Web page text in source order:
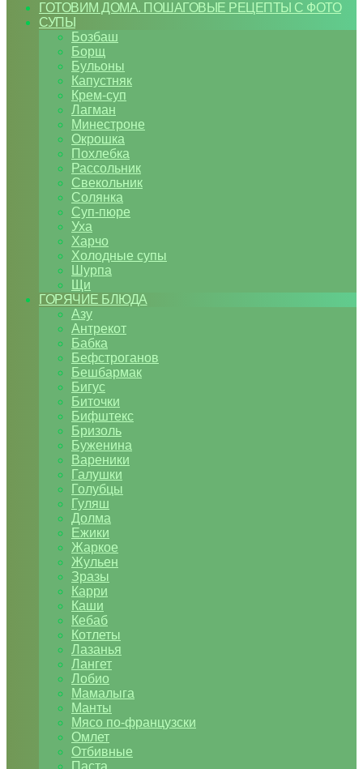
ГОТОВИМ ДОМА. ПОШАГОВЫЕ РЕЦЕПТЫ С ФОТО
СУПЫ
Бозбаш
Борщ
Бульоны
Капустняк
Крем-суп
Лагман
Минестроне
Окрошка
Похлебка
Рассольник
Свекольник
Солянка
Суп-пюре
Уха
Харчо
Холодные супы
Шурпа
Щи
ГОРЯЧИЕ БЛЮДА
Азу
Антрекот
Бабка
Бефстроганов
Бешбармак
Бигус
Биточки
Бифштекс
Бризоль
Буженина
Вареники
Галушки
Голубцы
Гуляш
Долма
Ежики
Жаркое
Жульен
Зразы
Карри
Каши
Кебаб
Котлеты
Лазанья
Лангет
Лобио
Мамалыга
Манты
Мясо по-французски
Омлет
Отбивные
Паста